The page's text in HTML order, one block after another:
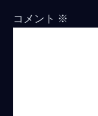
コメント ※